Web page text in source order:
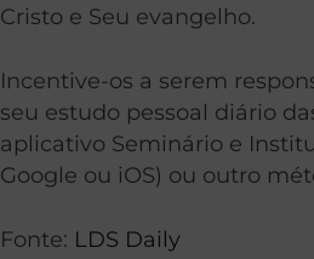
Cristo e Seu evangelho.
Incentive-os a serem
seu estudo pessoal diário
aplicativo Seminário e
Google ou iOS) ou outro
Fonte: LDS Daily